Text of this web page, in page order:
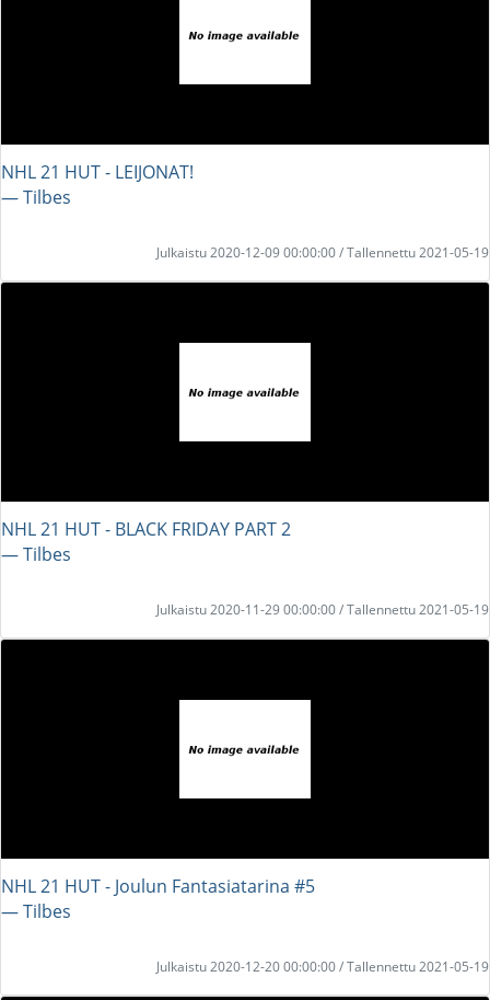
NHL 21 HUT - LEIJONAT!
― Tilbes
Julkaistu 2020-12-09 00:00:00 / Tallennettu 2021-05-19
NHL 21 HUT - BLACK FRIDAY PART 2
― Tilbes
Julkaistu 2020-11-29 00:00:00 / Tallennettu 2021-05-19
NHL 21 HUT - Joulun Fantasiatarina #5
― Tilbes
Julkaistu 2020-12-20 00:00:00 / Tallennettu 2021-05-19